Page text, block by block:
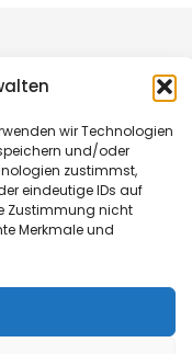
wir Technologien
und/oder
zustimmst,
eindeutige IDs auf
Zustimmung nicht
Merkmale und
♥ by HLT GmbH & Co. KG